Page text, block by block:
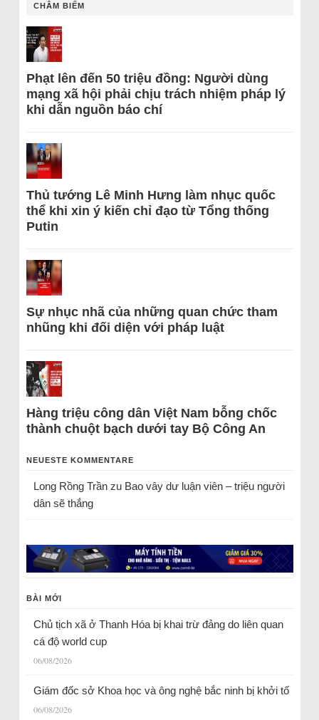
CHÂM BIẾM
Phạt lên đến 50 triệu đồng: Người dùng
mạng xã hội phải chịu trách nhiệm pháp lý
khi dẫn nguồn báo chí
Thủ tướng Lê Minh Hưng làm nhục quốc
thể khi xin ý kiến chỉ đạo từ Tổng thống
Putin
Sự nhục nhã của những quan chức tham
nhũng khi đối diện với pháp luật
Hàng triệu công dân Việt Nam bỗng chốc
thành chuột bạch dưới tay Bộ Công An
NEUESTE KOMMENTARE
Long Rồng Trầnzu Bao vây dư luận viên – triệu người
dân sẽ thắng
BÀI MỚI
Chủ tịch xã ở Thanh Hóa bị khai trừ đảng do liên quan
cá độ world cup
06/08/2026
Giám đốc sở Khoa học và ông nghệ bắc ninh bị khởi tố
06/08/2026